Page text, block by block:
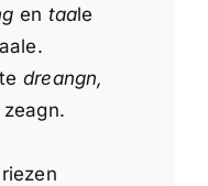
en taale
dreangn,
zeagn.